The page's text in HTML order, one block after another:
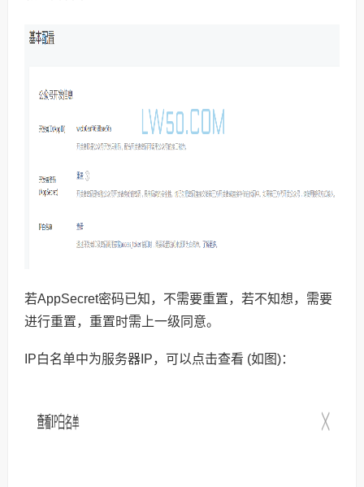
若AppSecret密码已知，不需要重置，若不知想，需要
进行重置，重置时需上一级同意。
IP白名单中为服务器IP，可以点击查看 (如图)：